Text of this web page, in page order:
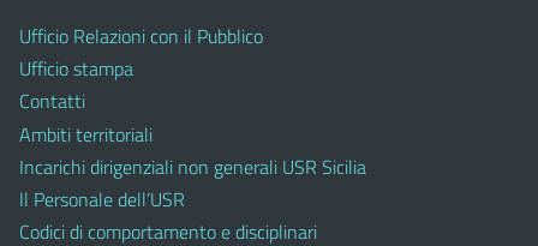
Ufficio Relazioni con il Pubblico
Ufficio stampa
Contatti
Ambiti territoriali
Incarichi dirigenziali non generali USR Sicilia
Il Personale dell’USR
Codici di comportamento e disciplinari